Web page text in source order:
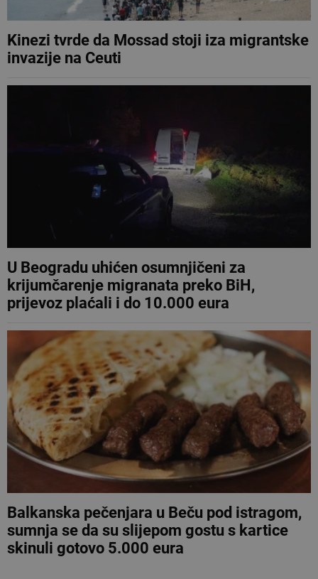
Kinezi tvrde da Mossad stoji iza migrantske
invazije na Ceuti
U Beogradu uhićen osumnjičeni za
krijumčarenje migranata preko BiH,
prijevoz plaćali i do 10.000 eura
Balkanska pečenjara u Beču pod istragom,
sumnja se da su slijepom gostu s kartice
skinuli gotovo 5.000 eura